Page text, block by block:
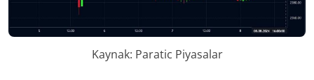
Kaynak: Paratic Piyasalar